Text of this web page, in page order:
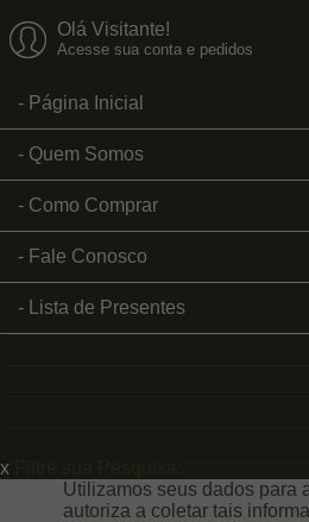
Olá Visitante!
Acesse sua conta e pedidos
Página Inicial
Quem Somos
Como Comprar
Fale Conosco
Lista de Presentes
x
Utilizamos seus dados para
autoriza a coletar tais